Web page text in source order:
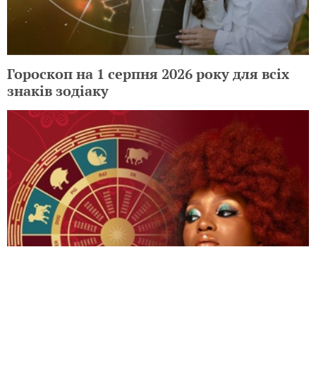
Гороскоп на 1 серпня 2026 року для всіх
знаків зодіаку